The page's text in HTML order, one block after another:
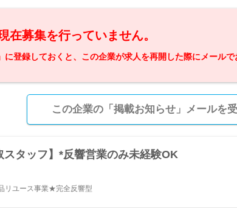
在募集を行っていません。
に登録しておくと、この企業が求人を再開した際にメールで
この企業の「掲載お知らせ」メールを
タッフ】*反響営業のみ未経験OK
リユース事業★完全反響型